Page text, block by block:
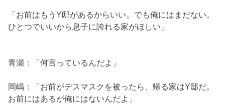
「お前はもうY邸があるからいい。でも俺にはまだない。
ひとつでいいから息子に誇れる家がほしい」
青瀬：「何言っているんだよ」
岡嶋：「お前がデスマスクを被ったら、帰る家はY邸だ。
お前にはあるが俺にはないんだよ」